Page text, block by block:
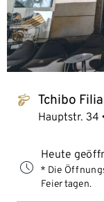
tchibo_logo Tchibo
Hauptstr. 34
Heute
* Die
Feiertagen.